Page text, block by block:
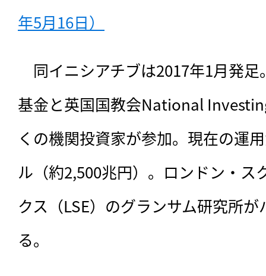
年5月16日）
同イニシアチブは2017年1月発
基金と英国国教会National
くの機関投資家が参加。現在の運
ル（約2,500兆円）。ロンドン・ス
クス（LSE）のグランサム研究所
る。